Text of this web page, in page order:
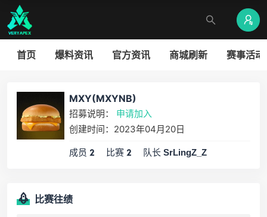
首页 爆料资讯 官方资讯 商城刷新 赛事活动
MXY(MXYNB)
招募说明： 申请加入
创建时间：2023年04月20日
成员 2 比赛 2 队长 SrLingZ_Z
比赛往绩